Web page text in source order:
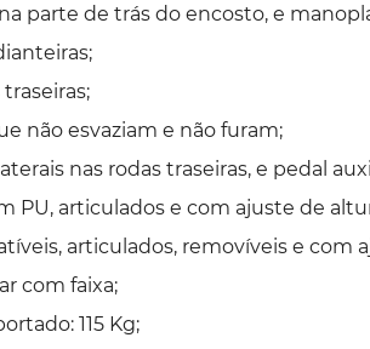
parte de trás do encosto, e
não esvaziam e não furam;
nas rodas traseiras, e pedal
PU, articulados e com ajuste de
articulados, removíveis e com
com faixa;
115 Kg;